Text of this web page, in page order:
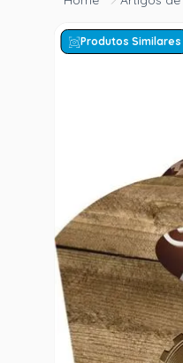
Produtos Similares